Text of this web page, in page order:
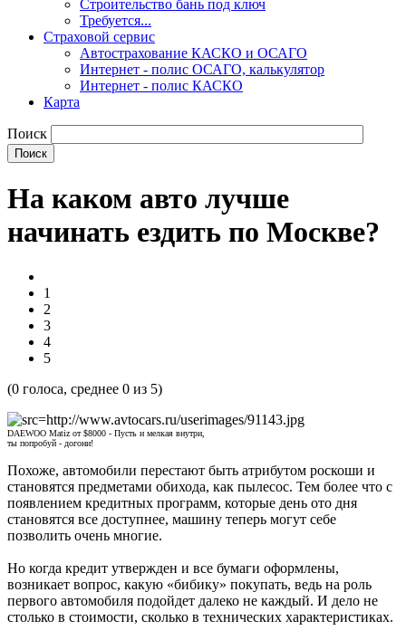
Строительство бань под ключ
Требуется...
Страховой сервис
Автострахование КАСКО и ОСАГО
Интернет - полис ОСАГО, калькулятор
Интернет - полис КАСКО
Карта
Поиск
На каком авто лучше
начинать ездить по Москве?
1
2
3
4
5
(0 голоса, среднее 0 из 5)
DAEWOO Matiz от $8000 - Пусть и мелкая внутри,
ты попробуй - догони!
Похоже, автомобили перестают быть атрибутом роскоши и
становятся предметами обихода, как пылесос. Тем более что с
появлением кредитных программ, которые день ото дня
становятся все доступнее, машину теперь могут себе
позволить очень многие.
Но когда кредит утвержден и все бумаги оформлены,
возникает вопрос, какую «бибику» покупать, ведь на роль
первого автомобиля подойдет далеко не каждый. И дело не
столько в стоимости, сколько в технических характеристиках.